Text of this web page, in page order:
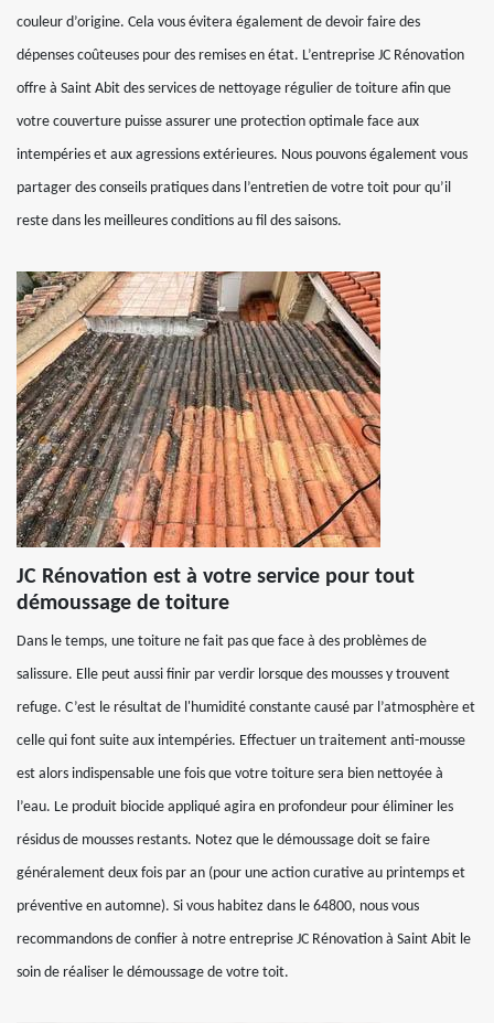
couleur d’origine. Cela vous évitera également de devoir faire des
dépenses coûteuses pour des remises en état. L’entreprise JC Rénovation
offre à Saint Abit des services de nettoyage régulier de toiture afin que
votre couverture puisse assurer une protection optimale face aux
intempéries et aux agressions extérieures. Nous pouvons également vous
partager des conseils pratiques dans l’entretien de votre toit pour qu’il
reste dans les meilleures conditions au fil des saisons.
JC Rénovation est à votre service pour tout
démoussage de toiture
Dans le temps, une toiture ne fait pas que face à des problèmes de
salissure. Elle peut aussi finir par verdir lorsque des mousses y trouvent
refuge. C’est le résultat de l'humidité constante causé par l’atmosphère et
celle qui font suite aux intempéries. Effectuer un traitement anti-mousse
est alors indispensable une fois que votre toiture sera bien nettoyée à
l’eau. Le produit biocide appliqué agira en profondeur pour éliminer les
résidus de mousses restants. Notez que le démoussage doit se faire
généralement deux fois par an (pour une action curative au printemps et
préventive en automne). Si vous habitez dans le 64800, nous vous
recommandons de confier à notre entreprise JC Rénovation à Saint Abit le
soin de réaliser le démoussage de votre toit.